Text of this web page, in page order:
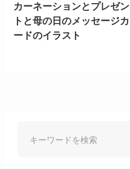
カーネーションとプレゼン
トと母の日のメッセージカ
ードのイラスト